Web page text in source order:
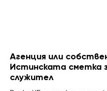
Агенция или
Истинската сметка
служител